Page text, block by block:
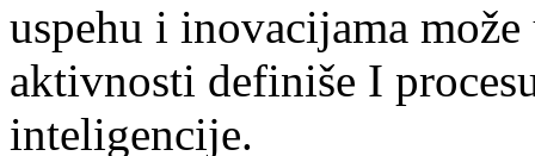
uspehu i inovacijama
aktivnosti definiše I
inteligencije.